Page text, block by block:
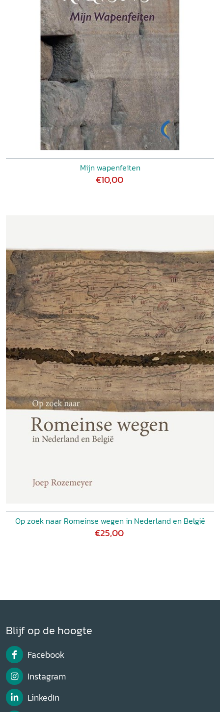
Mijn wapenfeiten
€10,00
Op zoek naar Romeinse wegen in Nederland en België
€25,00
Blijf op de hoogte
Facebook
Instagram
LinkedIn